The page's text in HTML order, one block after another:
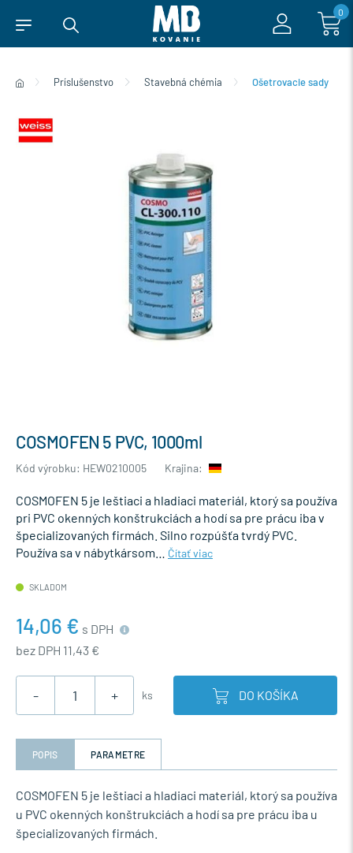
0
Príslušenstvo Stavebná chémia Ošetrovacie sady
COSMOFEN 5 PVC, 1000ml
Kód výrobku: HEW0210005 Krajina:
COSMOFEN 5 je leštiaci a hladiaci materiál, ktorý sa používa
pri PVC okenných konštrukciách a hodí sa pre prácu iba v
špecializovaných firmách. Silno rozpúšťa tvrdý PVC.
Používa sa v nábytkársom…
Čítať viac
SKLADOM
14,06 € s DPH
bez DPH 11,43 €
- + ks DO KOŠÍKA
POPIS PARAMETRE
COSMOFEN 5 je leštiaci a hladiaci materiál, ktorý sa používa
u PVC okenných konštrukciách a hodí sa pre prácu iba u
špecializovaných firmách.